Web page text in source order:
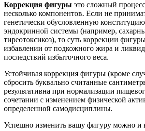
Коррекция фигуры это сложный
несколько компонентов. Если не
генетически обусловленную конституцию
эндокринной системы (например,
тиреотоксикоз), то суть коррекции
избавлении от подкожного жира и
последствий избыточного веса.
Устойчивая коррекция фигуры (кроме
сбросить буквально считанные
результативна при нормализации
сочетании с изменением физической
определенной самодисциплины.
Успешно изменить вашу фигуру можно и